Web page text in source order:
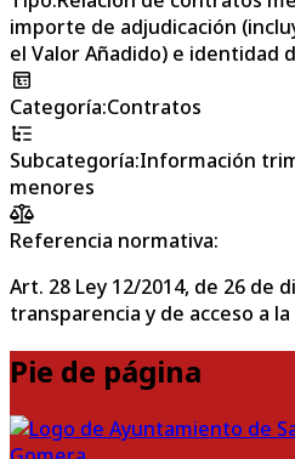
importe de adjudicación
el Valor Añadido) e identidad
Categoría:Contratos
Subcategoría:Información
menores
Referencia normativa:
Art. 28 Ley 12/2014, de 26 de
transparencia y de acceso a
Pie de página